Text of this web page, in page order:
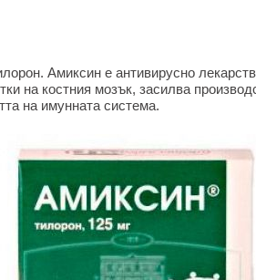
Амиксин е антивирусно
на костния мозък, засилва
на имунната система.